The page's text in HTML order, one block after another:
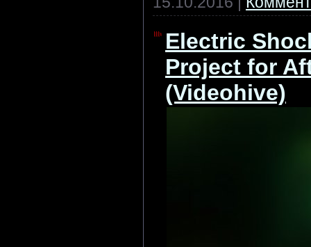
Electric
Project for
(Videohive)